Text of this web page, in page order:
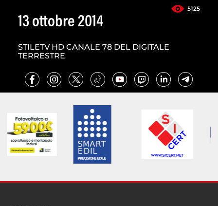
5125
13 ottobre 2014
STILETV HD CANALE 78 DEL DIGITALE
TERRESTRE